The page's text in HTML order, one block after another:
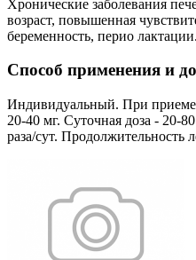
Хронические заболевания
возраст, повышенная
беременность, перио лактации.
Способ применения и
Индивидуальный. При приеме
20-40 мг. Суточная доза - 20-
раза/сут. Продолжительность